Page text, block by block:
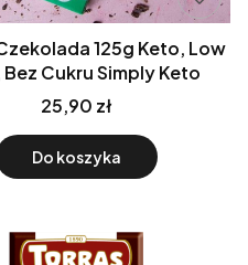
125g Keto, Low
Cukru Simply Keto
25,90 zł
Do koszyka